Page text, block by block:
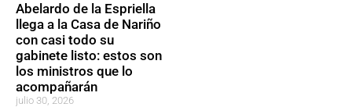
Abelardo de la Espriella
llega a la Casa de Nariño
con casi todo su
gabinete listo: estos son
los ministros que lo
acompañarán
julio 30, 2026